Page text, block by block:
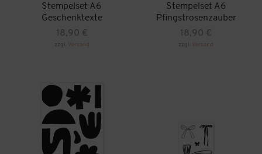
Stempelset A6
Geschenktexte
18,90 €
zzgl. Versand
Stempelset A6
Pfingstrosenzauber
18,90 €
zzgl. Versand